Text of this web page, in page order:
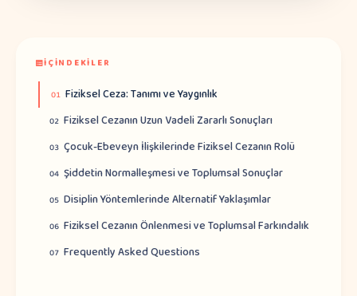
İÇINDEKILER
01 Fiziksel Ceza: Tanımı ve Yaygınlık
02 Fiziksel Cezanın Uzun Vadeli Zararlı Sonuçları
03 Çocuk-Ebeveyn İlişkilerinde Fiziksel Cezanın Rolü
04 Şiddetin Normalleşmesi ve Toplumsal Sonuçlar
05 Disiplin Yöntemlerinde Alternatif Yaklaşımlar
06 Fiziksel Cezanın Önlenmesi ve Toplumsal Farkındalık
07 Frequently Asked Questions